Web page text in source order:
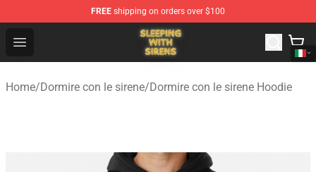
FREE shipping on orders over $100
Open menu
Sleeping With Sirens Store - Official Sleeping With
Home/Dormire con le sirene/Dormire con le sirene Hoodie